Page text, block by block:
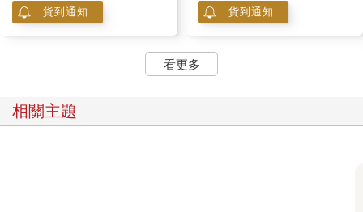
莊天然微微蹙眉，又試著轉了轉門把，接著忽然聽見身邊有一道
「咯咯咯……」的聲音，像是笑聲哽在喉嚨發不出的音節。
他又再次回頭，還是沒有人影，但這次明顯能感受到有「人」在
身邊，而且很近，還不斷發出古怪的聲音。
網和剝落的水泥，沒有人。
他不知是否該鬆一口氣，因為依然沒有找出「人」在哪裡。
貨到通知 貨到通知
看更多
相關主題